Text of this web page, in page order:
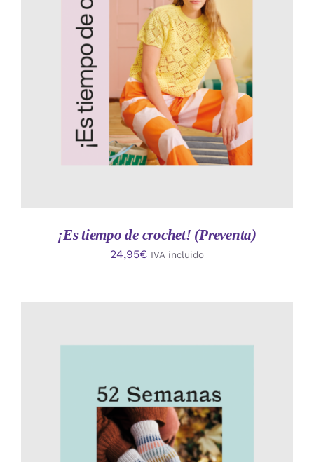
AÑADIR AL CARRITO
/
DETALLES
¡Es tiempo de crochet! (Preventa)
24,95€ IVA incluido